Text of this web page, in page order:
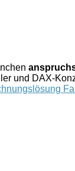
und DAX-